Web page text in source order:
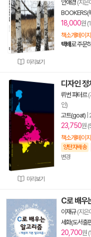
미리보기
안애경 (지은
BOOKERS(
18,000원
책소개페이
택배로 주문
미리보기
디자인 정
뤼번 파터르(
인)
고트(goat)
23,750원
책소개페이
양탄자배송
변경
C로 배우
이재규(지은
세화(도서출
20,700원